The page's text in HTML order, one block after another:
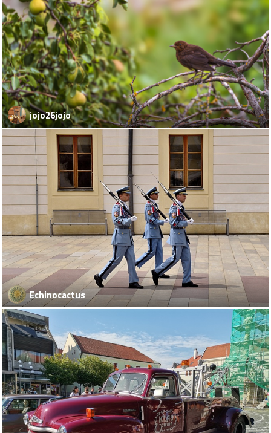
jojo26jojo
Echinocactus